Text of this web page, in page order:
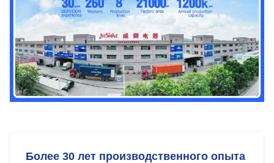
Более 30 лет производственного опыта